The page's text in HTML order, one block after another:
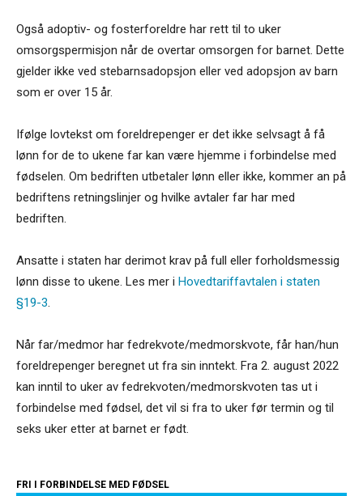
Også adoptiv- og fosterforeldre har rett til to uker
omsorgspermisjon når de overtar omsorgen for barnet. Dette
gjelder ikke ved stebarnsadopsjon eller ved adopsjon av barn
som er over 15 år.
Ifølge lovtekst om foreldrepenger er det ikke selvsagt å få
lønn for de to ukene far kan være hjemme i forbindelse med
fødselen. Om bedriften utbetaler lønn eller ikke, kommer an på
bedriftens retningslinjer og hvilke avtaler far har med
bedriften.
Ansatte i staten har derimot krav på full eller forholdsmessig
lønn disse to ukene. Les mer i Hovedtariffavtalen i staten
§19-3.
Når far/medmor har fedrekvote/medmorskvote, får han/hun
foreldrepenger beregnet ut fra sin inntekt. Fra 2. august 2022
kan inntil to uker av fedrekvoten/medmorskvoten tas ut i
forbindelse med fødsel, det vil si fra to uker før termin og til
seks uker etter at barnet er født.
FRI I FORBINDELSE MED FØDSEL